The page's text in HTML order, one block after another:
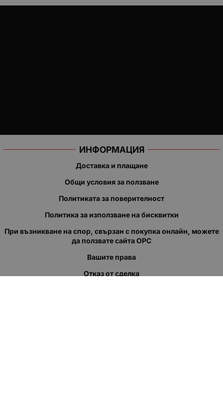
ИНФОРМАЦИЯ
Доставка и плащане
Общи условия за ползване
Политиката за поверителност
Политика за използване на бисквитки
При възникване на спор, свързан с покупка онлайн, можете
да ползвате сайта ОРС
Вашите права
Отказ от сделка